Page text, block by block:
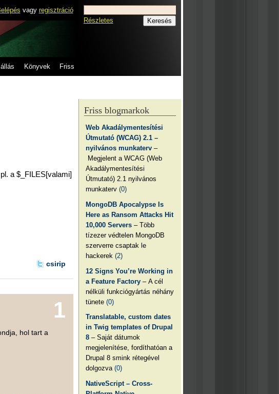
vagy regisztráció
Könyvek Friss
Részletes
a $_FILES[valami]
csirip
1
hol tart a
Friss blogmarkok
Web Akadálymentesítési
Útmutató (WCAG) 2.1 –
nyilvános munkaterv –
Megjelent a WCAG (Web
Akadálymentesítési
Útmutató) 2.1 nyilvános
munkaterv(0)
MongoDB Apocalypse Is
Here as Ransom Attacks Hit
10,000 Servers – Több
tízezer védtelen MongoDB
szerverre csaptak le
hackerek(2)
12 Signs You’re Working in
a Feature Factory – A cél
nélküli funkciógyártás néhány
tünete(0)
Translatable, custom dates
in Twig templates of Drupal
8 – Saját dátumok
megjelenítése, fordíthatóan a
Drupal 8 smink rétegével
dolgozva(0)
NativeScript – Cross-